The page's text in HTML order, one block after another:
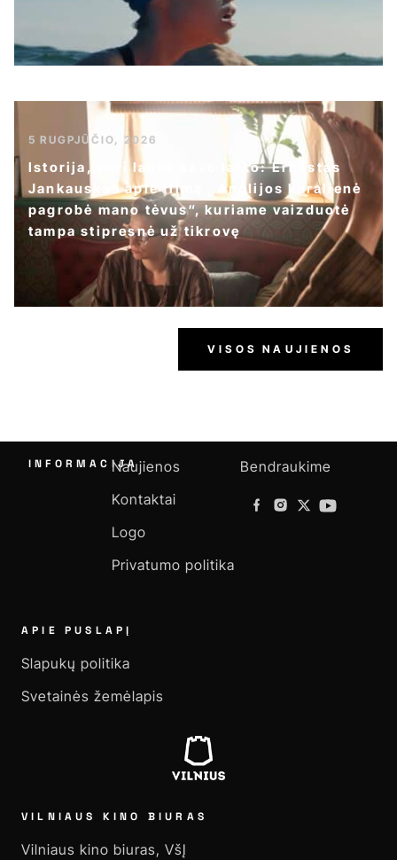
5 RUGPJŪČIO, 2026
Istorija, kuri laukė savo laiko: Ernestas
Jankauskas apie filmą „Anglijos karalienė
pagrobė mano tėvus“, kuriame vaizduotė
tampa stipresnė už tikrovę
VISOS NAUJIENOS
INFORMACIJANaujienos
Kontaktai
Logo
Privatumo politika
Bendraukime
APIE PUSLAPĮ
Slapukų politika
Svetainės žemėlapis
VILNIAUS KINO BIURAS
Vilniaus kino biuras, VšĮ